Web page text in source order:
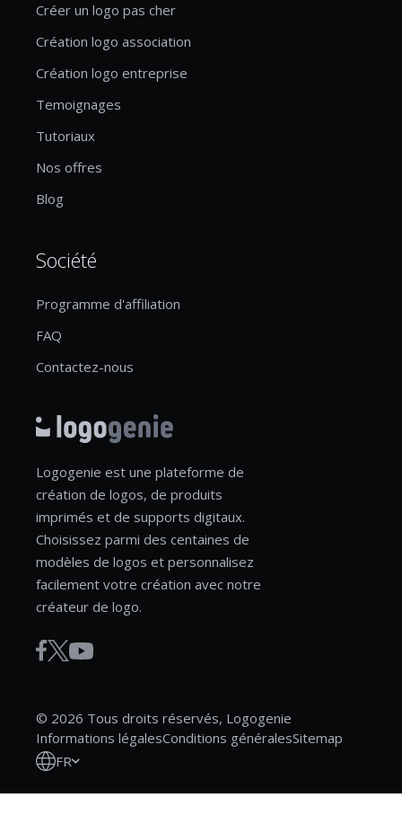
Créer un logo pas cher
Création logo association
Création logo entreprise
Temoignages
Tutoriaux
Nos offres
Blog
Société
Programme d'affiliation
FAQ
Contactez-nous
Logogenie est une plateforme de
création de logos, de produits
imprimés et de supports digitaux.
Choisissez parmi des centaines de
modèles de logos et personnalisez
facilement votre création avec notre
créateur de logo.
© 2026 Tous droits réservés, Logogenie
Informations légalesConditions généralesSitemap
FR